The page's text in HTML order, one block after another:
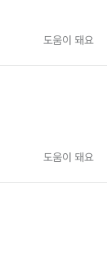
도움이 돼요
도움이 돼요